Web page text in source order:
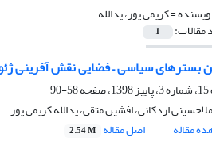
=کریمی پور، یدالله
مقالات: 1
بسترهای سیاسی – فضایی نقش آفرینی
58-90
اردکانی، افشین متقی، یدالله کریمی پور
مقاله
اصل مقاله 2.54 M